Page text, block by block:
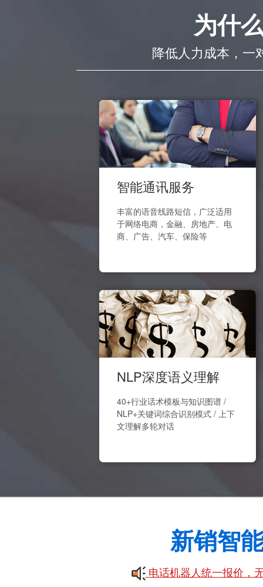
为什
降低人力成本，一
智能通讯服务
丰富的语音线路短信，广泛适用
于网络电商，金融、房地产、电
商、广告、汽车、保险等
NLP深度语义理解
40+行业话术模板与知识图谱 /
NLP+关键词综合识别模式 / 上下
文理解多轮对话
新销智
电话机器人统一报价，